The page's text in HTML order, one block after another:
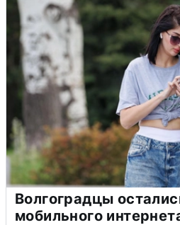
Волгоградцы
мобильного